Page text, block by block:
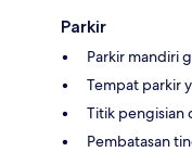
Parkir
Parkir mandiri
Tempat parkir
Titik pengisian
Pembatasan